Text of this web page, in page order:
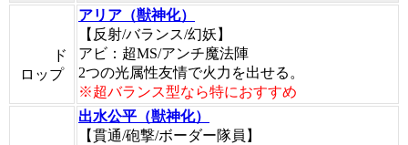
ド
ロップ
アリア（獣神化）
【反射/バランス/幻妖】
アビ：超MS/アンチ魔法陣
2つの光属性友情で火力を出せる。
※超バランス型なら特におすすめ
出水公平（獣神化）
【貫通/砲撃/ボーダー隊員】